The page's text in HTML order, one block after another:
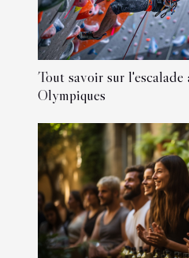
Tout savoir sur l'escalade
Olympiques